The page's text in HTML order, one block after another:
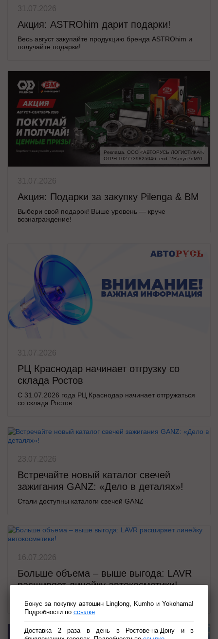
31.07.2026
Акция: ASTROhim дарит подарки!
Весь август закупайте продукцию бренда ASTROhim и
получайте подарки!
Реклама. ООО «АВТОРУСЬ ЛОГИСТИКА».
ОГРН 1027739825046. erid: 2Ranyn7nMYf
31.07.2026
Акция: Подарки за закупку Pilenga & BM
Выбери свой подарок! Выше уровень — круче
вознаграждение!
31.07.2026
РЦ Краснодар начинает отгрузку со
склада Ростов
С 31.07.2026 года РЦ Краснодар начинает отгружаться
со склада Ростов.
23.07.2026
Встречайте новый каталог свечей
зажигания GANZ: «Дело в деталях»!
Стали доступны каталоги свечей GANZ
16.07.2026
Больше объема – выше выгода: LAVR
расширяет линейку автокосметики!
Обновите свой арсенал для ухода за авто!
Бонус за покупку автошин Linglong, Kumho и Yokohama!
Подробности по ссылке
Доставка 2 раза в день в Ростове-на-Дону и в